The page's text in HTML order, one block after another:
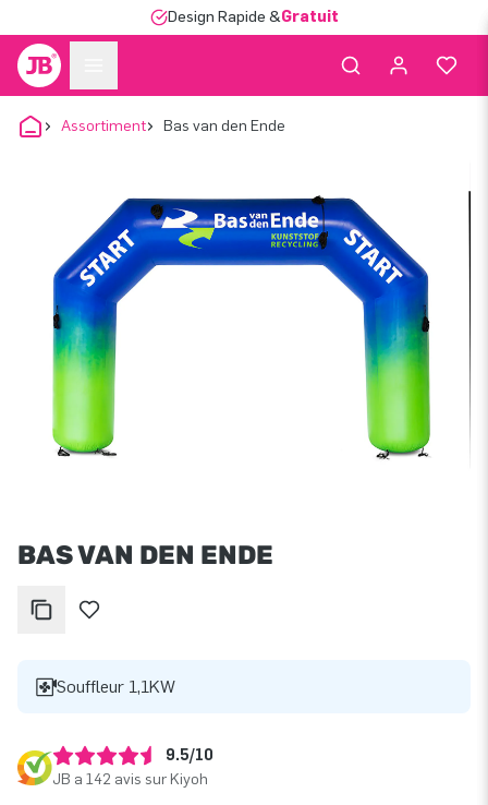
Design Rapide &Gratuit
Assortiment Bas van den Ende
BAS VAN DEN ENDE
Souffleur 1,1KW
9.5/10
JB a 142 avis sur Kiyoh